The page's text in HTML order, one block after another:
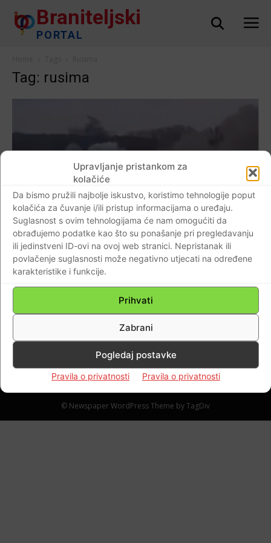
Upravljanje pristankom za
kolačiće
Da bismo pružili najbolje iskustvo, koristimo tehnologije poput
kolačića za čuvanje i/ili pristup informacijama o uređaju.
Suglasnost s ovim tehnologijama će nam omogućiti da
obrađujemo podatke kao što su ponašanje pri pregledavanju
ili jedinstveni ID-ovi na ovoj web stranici. Nepristanak ili
povlačenje suglasnosti može negativno utjecati na određene
karakteristike i funkcije.
Prihvati
Zabrani
Pogledaj postavke
Pravila o privatnosti Pravila o privatnosti
Braniteljski
PORTAL
Tag: rusima
AKTUALNO
VIDEO U Barishevki je dignut u zrak most
nakon što ga je prošla ruska kolona. Put za
bijeg Rusima je onemogućen.
Pravila o privatnosti
© Newspaper WordPress Theme by TagDiv